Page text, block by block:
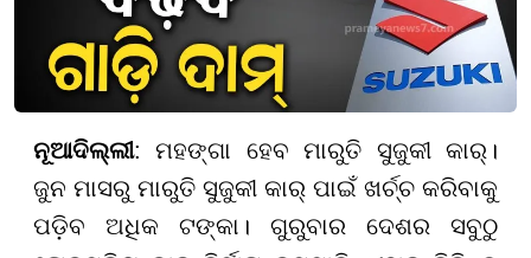
ନୂଆଦିଲ୍ଲୀ: ମହଙ୍ଗା ହେବ ମାରୁତି ସୁଜୁକୀ କାର୍।
ଜୁନ ମାସରୁ ମାରୁତି ସୁଜୁକୀ କାର୍ ପାଇଁ ଖର୍ଚ୍ଚ କରିବାକୁ
ପଡ଼ିବ ଅଧିକ ଟଙ୍କା। ଗୁରୁବାର ଦେଶର ସବୁଠୁ